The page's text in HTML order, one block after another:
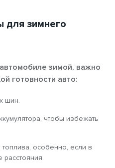
для зимнего
зимой, важно
готовности авто:
шин.
чтобы избежать
особенно, если в